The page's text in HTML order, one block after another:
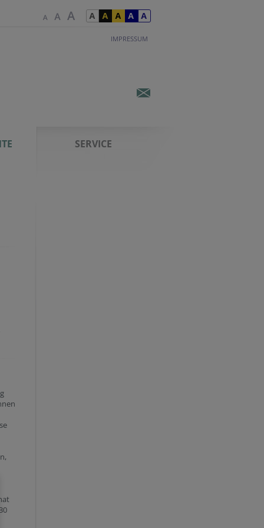
IMPRESSUM
SERVICE